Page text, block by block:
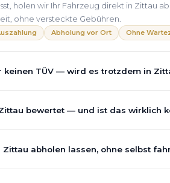
holen wir Ihr Fahrzeug direkt in Zittau
ohne versteckte Gebühren.
Abholung vor Ort Ohne
keinen TÜV — wird es trotzdem in
in Zittau an. Der Zustand Ihres
Ohne TÜV Getriebeschaden
bewertet — und ist das wirklich
Ausstattung, Pflegezustand und
abholen lassen, ohne selbst